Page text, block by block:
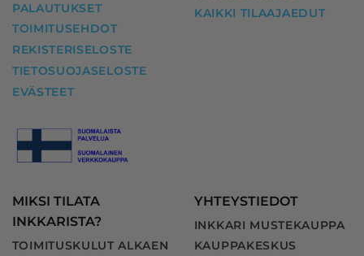
PALAUTUKSET
TOIMITUSEHDOT
REKISTERISELOSTE
TIETOSUOJASELOSTE
EVÄSTEET
KAIKKI TILAAJAEDUT
MIKSI TILATA
INKKARISTA?
TOIMITUSKULUT ALKAEN
YHTEYSTIEDOT
INKKARI MUSTEKAUPPA
KAUPPAKESKUS